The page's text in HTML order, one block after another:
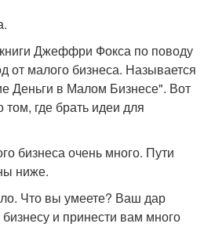
Джеффри Фокса по поводу
от малого бизнеса. Называется
Деньги в Малом Бизнесе". Вот
где брать идеи для
бизнеса очень много. Пути
ниже.
Что вы умеете? Ваш дар
и принести вам много